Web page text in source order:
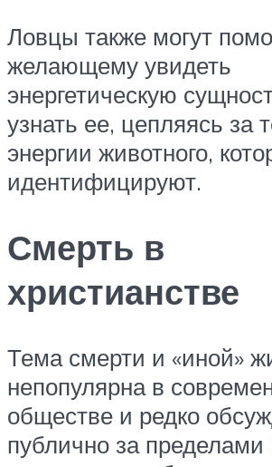
Ловцы также могут
желающему увидеть
энергетическую
узнать ее, цепляясь за
энергии животного,
идентифицируют.
Смерть в
христианстве
Тема смерти и «иной»
непопулярна в
обществе и редко
публично за